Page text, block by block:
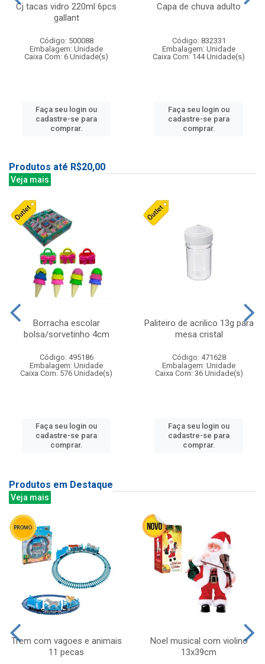
Cj tacas vidro 220ml 6pcs
gallant
Código: 500088
Embalagem: Unidade
Caixa Com: 6 Unidade(s)
Faça seu login ou
cadastre-se para
comprar.
Capa de chuva adulto
Código: 832331
Embalagem: Unidade
Caixa Com: 144 Unidade(s)
Faça seu login ou
cadastre-se para
comprar.
Produtos até R$20,00
Veja mais
Borracha escolar
bolsa/sorvetinho 4cm
Código: 495186
Embalagem: Unidade
Caixa Com: 576 Unidade(s)
Faça seu login ou
cadastre-se para
comprar.
Paliteiro de acrilico 13g para
mesa cristal
Código: 471628
Embalagem: Unidade
Caixa Com: 36 Unidade(s)
Faça seu login ou
cadastre-se para
comprar.
Produtos em Destaque
Veja mais
Trem com vagoes e animais
11 pecas
Noel musical com violino
13x39cm